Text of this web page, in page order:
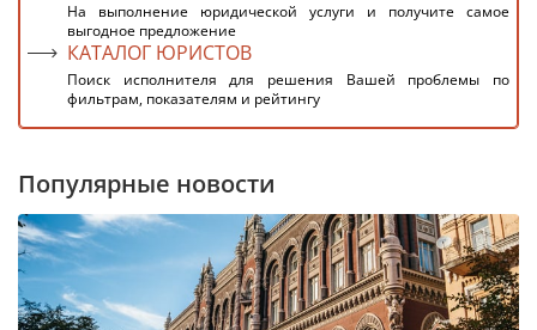
На выполнение юридической услуги и получите самое
выгодное предложение
КАТАЛОГ ЮРИСТОВ
Поиск исполнителя для решения Вашей проблемы по
фильтрам, показателям и рейтингу
Популярные новости